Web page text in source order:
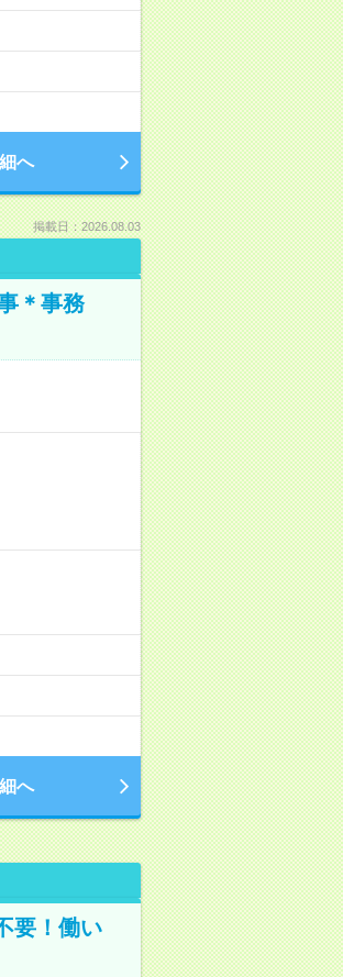
へ
掲載日：2026.08.03
＊事務
へ
要！働い